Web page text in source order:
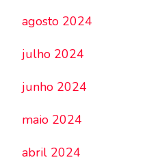
agosto 2024
julho 2024
junho 2024
maio 2024
abril 2024